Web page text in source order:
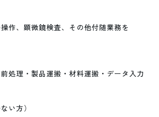
作、顕微鏡検査、その他付随業務を
処理・製品運搬・材料運搬・データ入力
い方）